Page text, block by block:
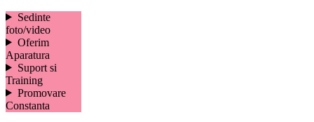
Sedinte
foto/video
Oferim
Aparatura
Suport si
Training
Promovare
Constanta